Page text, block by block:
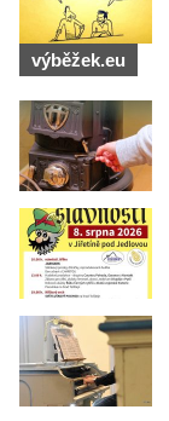
výběžek.eu